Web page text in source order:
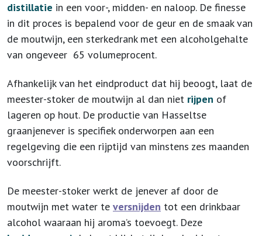
distillatie in een voor-, midden- en naloop. De finesse
in dit proces is bepalend voor de geur en de smaak van
de moutwijn, een sterkedrank met een alcoholgehalte
van ongeveer 65 volumeprocent.
Afhankelijk van het eindproduct dat hij beoogt, laat de
meester-stoker de moutwijn al dan niet rijpen of
lageren op hout. De productie van Hasseltse
graanjenever is specifiek onderworpen aan een
regelgeving die een rijptijd van minstens zes maanden
voorschrijft.
De meester-stoker werkt de jenever af door de
moutwijn met water te versnijden tot een drinkbaar
alcohol waaraan hij aroma’s toevoegt. Deze